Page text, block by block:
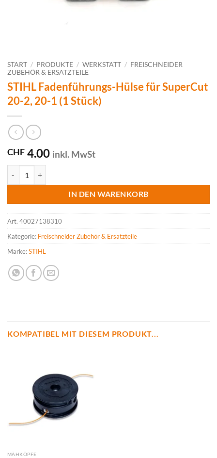
START / PRODUKTE / WERKSTATT / FREISCHNEIDER
ZUBEHÖR & ERSATZTEILE
STIHL Fadenführungs-Hülse für SuperCut
20-2, 20-1 (1 Stück)
CHF 4.00 inkl. MwSt
IN DEN WARENKORB
Art. 40027138310
Kategorie: Freischneider Zubehör & Ersatzteile
Marke:STIHL
KOMPATIBEL MIT DIESEM PRODUKT...
MÄHKÖPFE